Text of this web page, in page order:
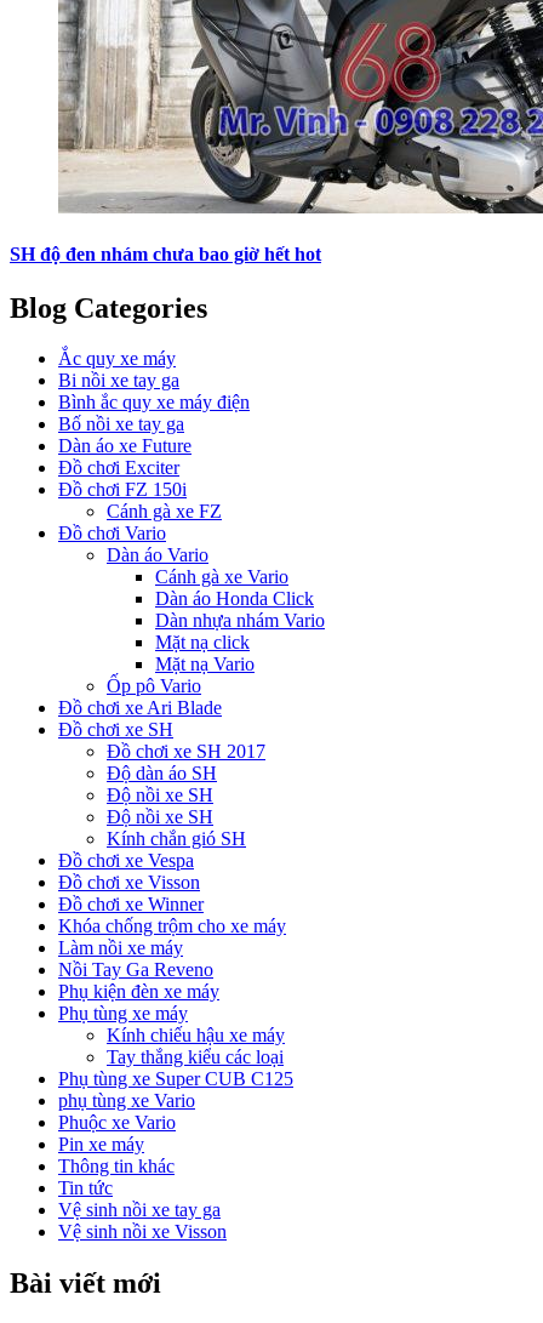
SH độ đen nhám chưa bao giờ hết hot
Blog Categories
Ắc quy xe máy
Bi nồi xe tay ga
Bình ắc quy xe máy điện
Bố nồi xe tay ga
Dàn áo xe Future
Đồ chơi Exciter
Đồ chơi FZ 150i
Cánh gà xe FZ
Đồ chơi Vario
Dàn áo Vario
Cánh gà xe Vario
Dàn áo Honda Click
Dàn nhựa nhám Vario
Mặt nạ click
Mặt nạ Vario
Ốp pô Vario
Đồ chơi xe Ari Blade
Đồ chơi xe SH
Đồ chơi xe SH 2017
Độ dàn áo SH
Độ nồi xe SH
Độ nồi xe SH
Kính chắn gió SH
Đồ chơi xe Vespa
Đồ chơi xe Visson
Đồ chơi xe Winner
Khóa chống trộm cho xe máy
Làm nồi xe máy
Nồi Tay Ga Reveno
Phụ kiện đèn xe máy
Phụ tùng xe máy
Kính chiếu hậu xe máy
Tay thắng kiểu các loại
Phụ tùng xe Super CUB C125
phụ tùng xe Vario
Phuộc xe Vario
Pin xe máy
Thông tin khác
Tin tức
Vệ sinh nồi xe tay ga
Vệ sinh nồi xe Visson
Bài viết mới